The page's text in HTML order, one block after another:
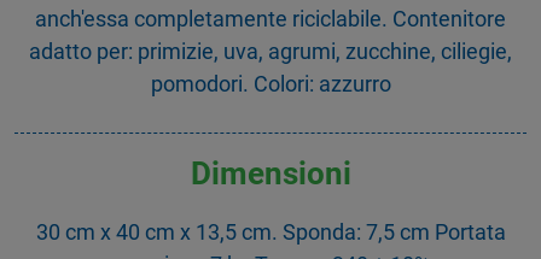
anch'essa completamente riciclabile. Contenitore
adatto per: primizie, uva, agrumi, zucchine, ciliegie,
pomodori. Colori: azzurro
Dimensioni
30 cm x 40 cm x 13,5 cm. Sponda: 7,5 cm Portata